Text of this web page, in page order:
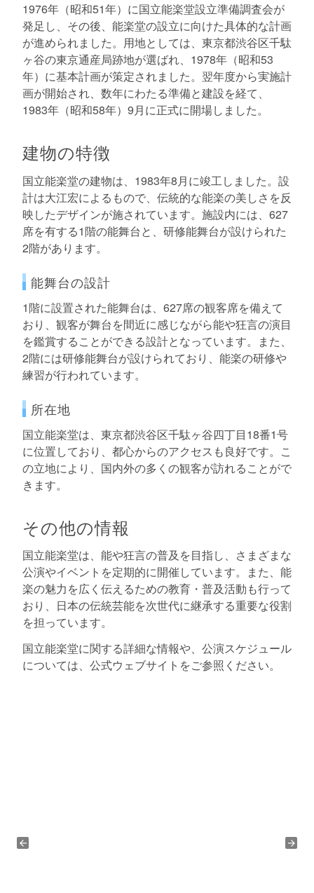
1976年（昭和51年）に国立能楽堂設立準備調査会が
発足し、その後、能楽堂の設立に向けた具体的な計画
が進められました。用地としては、東京都渋谷区千駄
ヶ谷の東京通産局跡地が選ばれ、1978年（昭和53
年）に基本計画が策定されました。翌年度から実施計
画が開始され、数年にわたる準備と建設を経て、
1983年（昭和58年）9月に正式に開場しました。
建物の特徴
国立能楽堂の建物は、1983年8月に竣工しました。設
計は大江宏によるもので、伝統的な能楽の美しさを反
映したデザインが施されています。施設内には、627
席を有する1階の能舞台と、研修能舞台が設けられた
2階があります。
能舞台の設計
1階に設置された能舞台は、627席の観客席を備えて
おり、観客が舞台を間近に感じながら能や狂言の演目
を鑑賞することができる設計となっています。また、
2階には研修能舞台が設けられており、能楽の研修や
練習が行われています。
所在地
国立能楽堂は、東京都渋谷区千駄ヶ谷四丁目18番1号
に位置しており、都心からのアクセスも良好です。こ
の立地により、国内外の多くの観客が訪れることがで
きます。
その他の情報
国立能楽堂は、能や狂言の普及を目指し、さまざまな
公演やイベントを定期的に開催しています。また、能
楽の魅力を広く伝えるための教育・普及活動も行って
おり、日本の伝統芸能を次世代に継承する重要な役割
を担っています。
国立能楽堂に関する詳細な情報や、公演スケジュール
については、公式ウェブサイトをご参照ください。